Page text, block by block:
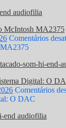
McIntosh MA2375
Comentários
Digital: O
Comentários
O DAC